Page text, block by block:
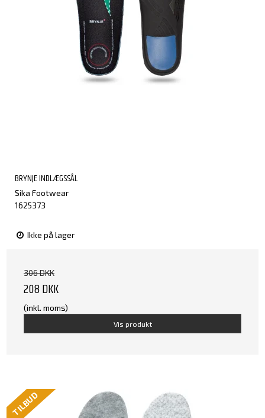
BRYNJE INDLÆGSSÅL
Sika Footwear
1625373
Ikke på lager
306 DKK
208 DKK
(inkl. moms)
Vis produkt
TILBUD